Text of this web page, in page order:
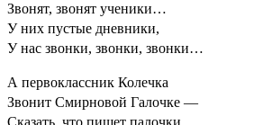
Звонят, звонят ученики…
У них пустые дневники,
У нас звонки, звонки, звонки…
А первоклассник Колечка
Звонит Смирновой Галочке —
Сказать, что пишет палочки